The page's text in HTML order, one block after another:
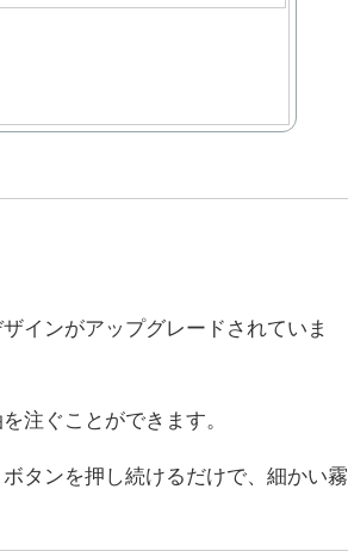
インがアップグレードされていま
注ぐことができます。
タンを押し続けるだけで、細かい霧